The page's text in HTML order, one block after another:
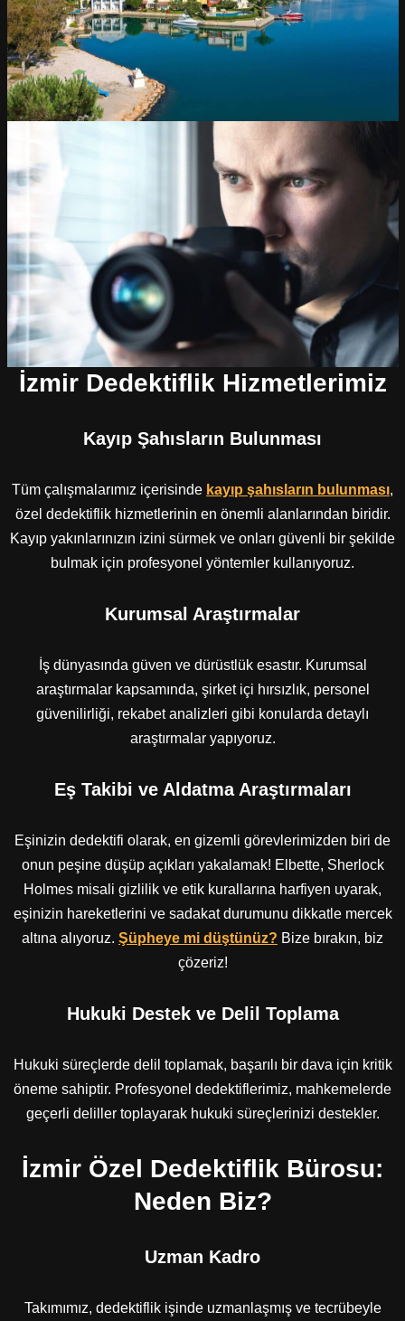
İzmir Dedektiflik Hizmetlerimiz
Kayıp Şahısların Bulunması
Tüm çalışmalarımız içerisinde kayıp şahısların bulunması,
özel dedektiflik hizmetlerinin en önemli alanlarından biridir.
Kayıp yakınlarınızın izini sürmek ve onları güvenli bir şekilde
bulmak için profesyonel yöntemler kullanıyoruz.
Kurumsal Araştırmalar
İş dünyasında güven ve dürüstlük esastır. Kurumsal
araştırmalar kapsamında, şirket içi hırsızlık, personel
güvenilirliği, rekabet analizleri gibi konularda detaylı
araştırmalar yapıyoruz.
Eş Takibi ve Aldatma Araştırmaları
Eşinizin dedektifi olarak, en gizemli görevlerimizden biri de
onun peşine düşüp açıkları yakalamak! Elbette, Sherlock
Holmes misali gizlilik ve etik kurallarına harfiyen uyarak,
eşinizin hareketlerini ve sadakat durumunu dikkatle mercek
altına alıyoruz. Şüpheye mi düştünüz? Bize bırakın, biz
çözeriz!
Hukuki Destek ve Delil Toplama
Hukuki süreçlerde delil toplamak, başarılı bir dava için kritik
öneme sahiptir. Profesyonel dedektiflerimiz, mahkemelerde
geçerli deliller toplayarak hukuki süreçlerinizi destekler.
İzmir Özel Dedektiflik Bürosu:
Neden Biz?
Uzman Kadro
Takımımız, dedektiflik işinde uzmanlaşmış ve tecrübeyle